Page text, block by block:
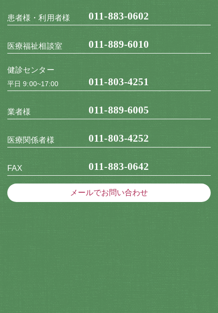
患者様・利用者様 011-883-0602
医療福祉相談室 011-889-6010
健診センター
平日 9:00~17:00 011-803-4251
業者様 011-889-6005
医療関係者様 011-803-4252
FAX 011-883-0642
メールでお問い合わせ